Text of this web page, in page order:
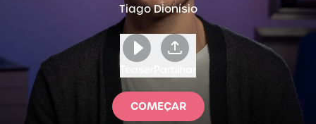
Tiago Dionísio
COMEÇAR